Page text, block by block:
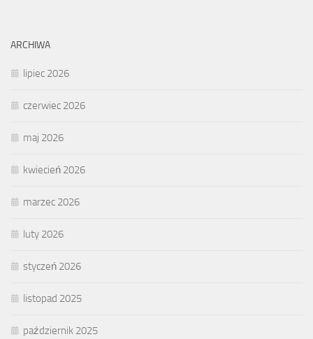
ARCHIWA
lipiec 2026
czerwiec 2026
maj 2026
kwiecień 2026
marzec 2026
luty 2026
styczeń 2026
listopad 2025
październik 2025